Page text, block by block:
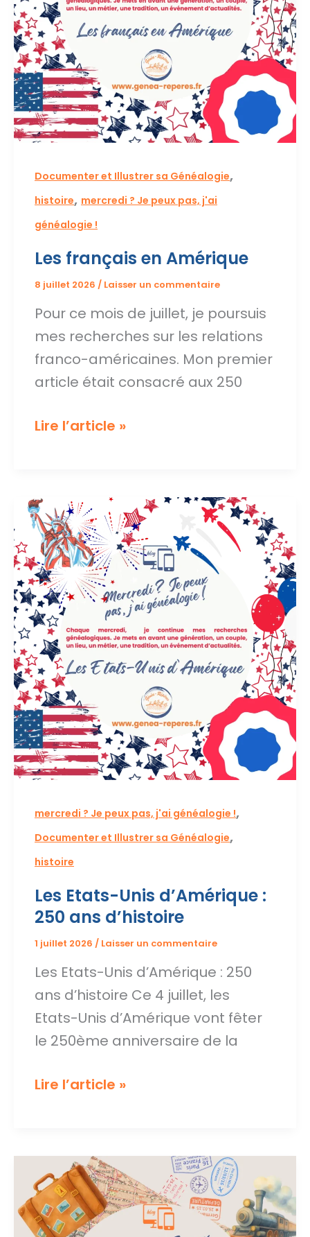
Documenter et Illustrer sa Généalogie,
histoire, mercredi ? Je peux pas, j'ai
généalogie !
Les français en Amérique
8 juillet 2026 / Laisser un commentaire
Pour ce mois de juillet, je poursuis
mes recherches sur les relations
franco-américaines. Mon premier
article était consacré aux 250
Les
Amérique
Lire l’article »
mercredi ? Je peux pas, j'ai généalogie !,
Documenter et Illustrer sa Généalogie,
histoire
Les Etats-Unis d’Amérique :
250 ans d’histoire
1 juillet 2026 / Laisser un commentaire
Les Etats-Unis d’Amérique : 250
ans d’histoire Ce 4 juillet, les
Etats-Unis d’Amérique vont fêter
le 250ème anniversaire de la
Les
d’Amérique
250
ans
Lire l’article »